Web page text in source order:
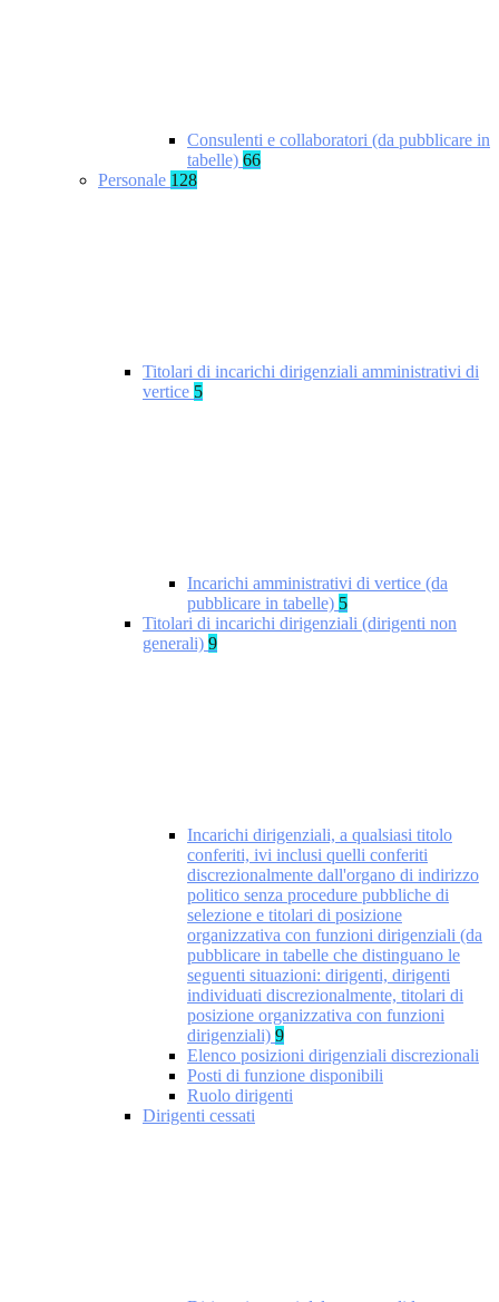
Consulenti e collaboratori (da pubblicare in
tabelle) 66
Personale 128
Titolari di incarichi dirigenziali amministrativi di
vertice 5
Incarichi amministrativi di vertice (da
pubblicare in tabelle) 5
Titolari di incarichi dirigenziali (dirigenti non
generali) 9
Incarichi dirigenziali, a qualsiasi titolo
conferiti, ivi inclusi quelli conferiti
discrezionalmente dall'organo di indirizzo
politico senza procedure pubbliche di
selezione e titolari di posizione
organizzativa con funzioni dirigenziali (da
pubblicare in tabelle che distinguano le
seguenti situazioni: dirigenti, dirigenti
individuati discrezionalmente, titolari di
posizione organizzativa con funzioni
dirigenziali) 9
Elenco posizioni dirigenziali discrezionali
Posti di funzione disponibili
Ruolo dirigenti
Dirigenti cessati